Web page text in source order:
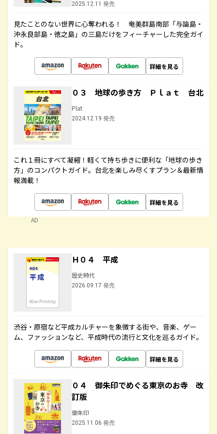
2025.12.11 発売
見たことのない世界に心奪われる！ 奄美群島南部「与論島・
沖永良部島・徳之島」の三島だけをフィーチャーした完全ガイ
ド。
詳細を見る
０３ 地球の歩き方 Ｐｌａｔ 台北
Plat
2024.12.19 発売
これ１冊にすべて凝縮！軽くて持ち歩きに便利な「地球の歩き
方」のコンパクトガイド。台北を楽しみ尽くすプラン＆最新情
報満載！
詳細を見る
AD
Ｈ０４ 平成
歴史時代
2026.09.17 発売
渋谷・原宿など平成カルチャーを象徴する街や、音楽、ゲー
ム、ファッションなど、平成時代の流行と文化を巡るガイド。
詳細を見る
０４ 御朱印でめぐる東京のお寺 改
訂版
御朱印
2025.11.06 発売